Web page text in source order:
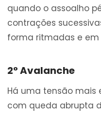
quando o assoalho
contrações
forma ritmadas e em
2° Avalanche
Há uma tensão mais
com queda abrupta